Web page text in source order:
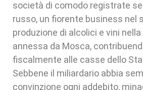
società di comodo registrate
russo, un fiorente business nel
produzione di alcolici e vini
annessa da Mosca,
fiscalmente alle casse dello
Sebbene il miliardario abbia
convinzione ogni addebito,